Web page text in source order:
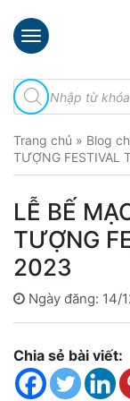
×
chủ
thiệu
Sản
phẩm
Đầu
Phun
Vi
Bọt
Khí
Ventek
Hướng
dẫn
Tìm
kiếm
sản
Trang chủ » Blog
TƯỢNG FESTIVAL
LỄ BẾ
TƯỢNG
2023
Ngày đăng: 14/
Chia sẻ bài viết: